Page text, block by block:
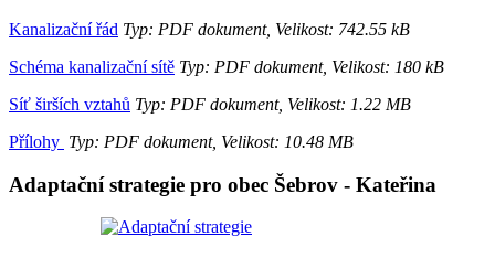
Kanalizační řád Typ: PDF dokument, Velikost: 742.55 kB
Schéma kanalizační sítě Typ: PDF dokument, Velikost: 180 kB
Síť širších vztahů Typ: PDF dokument, Velikost: 1.22 MB
Přílohy Typ: PDF dokument, Velikost: 10.48 MB
Adaptační strategie pro obec Šebrov - Kateřina